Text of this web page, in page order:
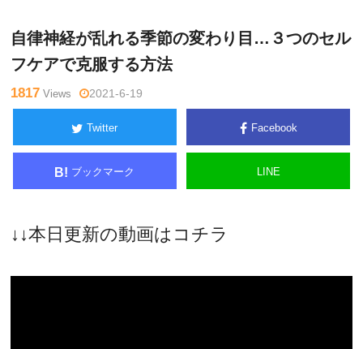
自律神経が乱れる季節の変わり目…３つのセル
フケアで克服する方法
1817 Views 2021-6-19
Twitter Facebook
B! ブックマーク LINE
↓↓本日更新の動画はコチラ